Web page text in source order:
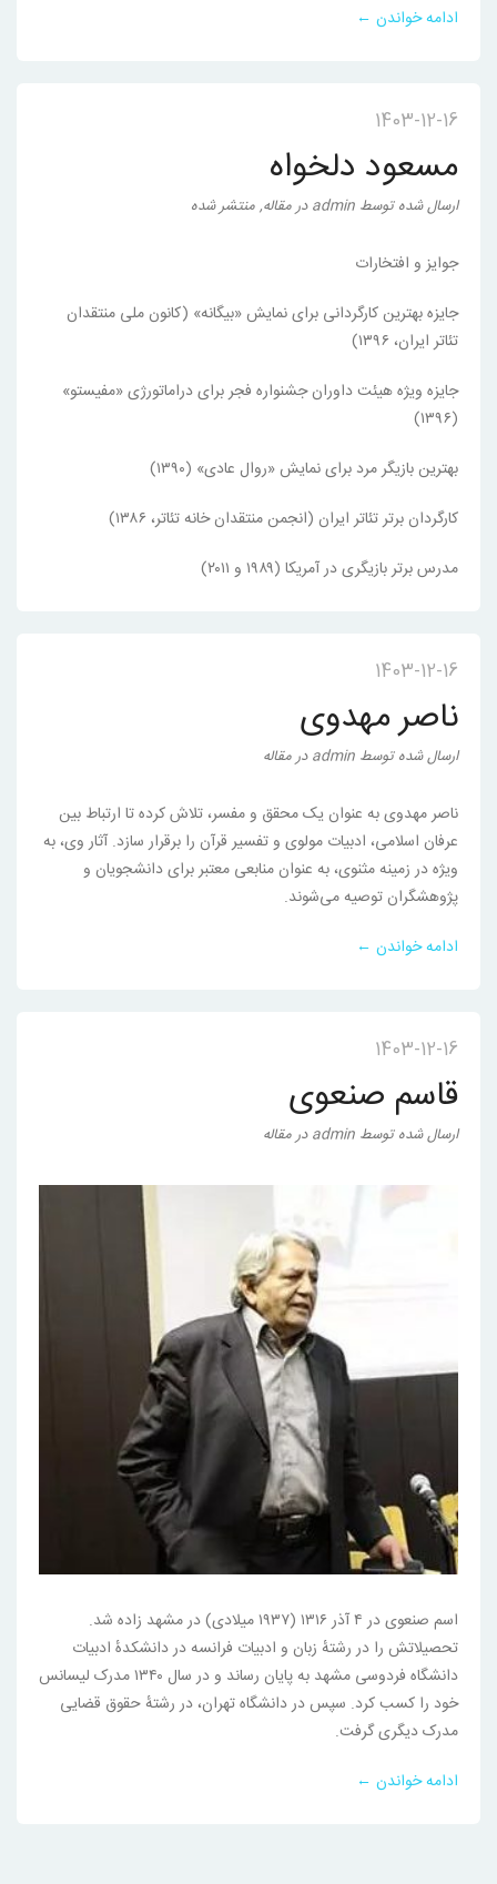
ادامه خواندن ←
1403-12-16
مسعود دلخواه
ارسال شدهتوسط admin درمقاله,منتشر شده
جوایز و افتخارات
جایزه بهترین کارگردانی برای نمایش «بیگانه» (کانون ملی منتقدان
تئاتر ایران، ۱۳۹۶)
جایزه ویژه هیئت داوران جشنواره فجر برای دراماتورژی «مفیستو»
(۱۳۹۶)
بهترین بازیگر مرد برای نمایش «روال عادی» (۱۳۹۰)
کارگردان برتر تئاتر ایران (انجمن منتقدان خانه تئاتر، ۱۳۸۶)
مدرس برتر بازیگری در آمریکا (۱۹۸۹ و ۲۰۱۱)
1403-12-16
ناصر مهدوی
ارسال شدهتوسط admin درمقاله
ناصر مهدوی به عنوان یک محقق و مفسر، تلاش کرده تا ارتباط بین
عرفان اسلامی، ادبیات مولوی و تفسیر قرآن را برقرار سازد. آثار وی، به
ویژه در زمینه مثنوی، به عنوان منابعی معتبر برای دانشجویان و
پژوهشگران توصیه می‌شوند.
ادامه خواندن ←
1403-12-16
قاسم صنعوی
ارسال شدهتوسط admin درمقاله
اسم صنعوی در ۴ آذر ۱۳۱۶ (۱۹۳۷ میلادی) در مشهد زاده شد.
تحصیلاتش را در رشتهٔ زبان و ادبیات فرانسه در دانشکدهٔ ادبیات
دانشگاه فردوسی مشهد به پایان رساند و در سال ۱۳۴۰ مدرک لیسانس
خود را کسب کرد. سپس در دانشگاه تهران، در رشتهٔ حقوق قضایی
مدرک دیگری گرفت.
ادامه خواندن ←